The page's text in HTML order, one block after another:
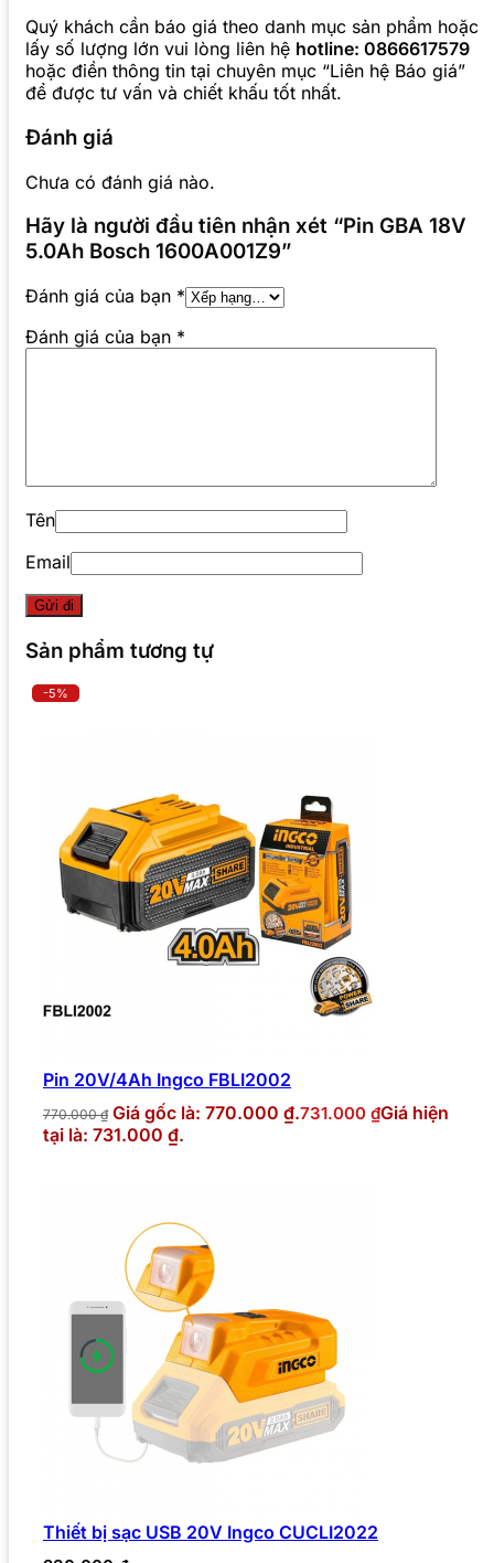
Quý khách cần báo giá theo danh mục sản phẩm hoặc
lấy số lượng lớn vui lòng liên hệ hotline: 0866617579
hoặc điền thông tin tại chuyên mục “Liên hệ Báo giá”
để được tư vấn và chiết khấu tốt nhất.
Đánh giá
Chưa có đánh giá nào.
Hãy là người đầu tiên nhận xét “Pin GBA 18V
5.0Ah Bosch 1600A001Z9”
Đánh giá của bạn *
Đánh giá của bạn *
Tên
Email
Sản phẩm tương tự
-5%
Pin 20V/4Ah Ingco FBLI2002
770.000₫ Giá gốc là: 770.000 ₫.731.000 ₫Giá hiện
tại là: 731.000 ₫.
Thiết bị sạc USB 20V Ingco CUCLI2022